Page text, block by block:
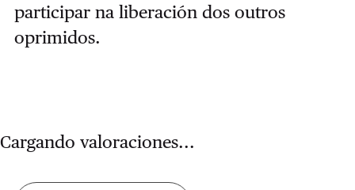
participar na liberación dos outros
oprimidos.
Cargando valoraciones...